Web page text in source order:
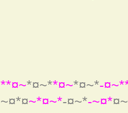
**¤~*¤~**¤~*¤~*-¤~*
~¤*¤~*¤~*-¤~*-~¤*